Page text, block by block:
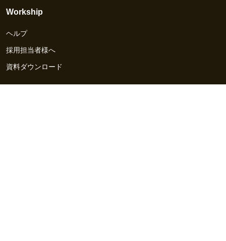
Workship
ヘルプ
採用担当者様へ
資料ダウンロード